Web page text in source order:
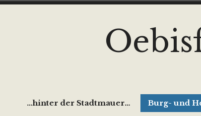
Zum
…hinter der Stadtmauer… Burg- und